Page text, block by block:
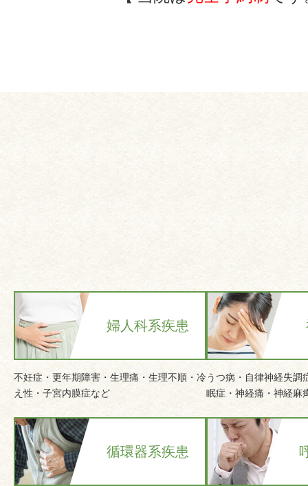
婦人科系疾患
不妊症・更年期障害・生理痛・生理不順・冷
え性・子宮内膜症など
うつ病・自律神経失調
眠症・神経痛・神経麻
循環器系疾患